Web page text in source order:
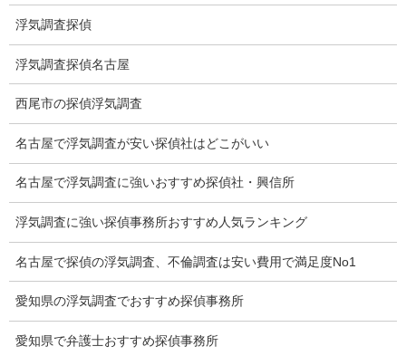
Toshin.Sakuraビル 10F
愛知県名古屋市中区新栄2丁目41-11
ベストビル6B
愛知県公安委員会 第54250033号
【出張面談いたします】
子供のお迎え、パート、お仕事の都合などで、お時間のない方、
愛知県内でご面談場所のご要望がございましたら、お申し付けく
ださい。
浮気調査探偵
浮気調査探偵名古屋
西尾市の探偵浮気調査
名古屋で浮気調査が安い探偵社はどこがいい
名古屋で浮気調査に強いおすすめ探偵社・興信所
浮気調査に強い探偵事務所おすすめ人気ランキング
名古屋で探偵の浮気調査、不倫調査は安い費用で満足度No1
愛知県の浮気調査でおすすめ探偵事務所
愛知県で弁護士おすすめ探偵事務所